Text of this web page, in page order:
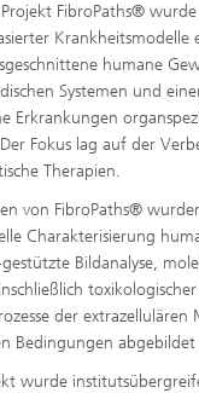
FibroPaths®
Krankheitsmodelle
humane
Systemen und
Erkrankungen
Fokus lag auf der
Therapien.
von FibroPaths®
Charakterisierung
Bildanalyse,
der
Bedingungen
wurde